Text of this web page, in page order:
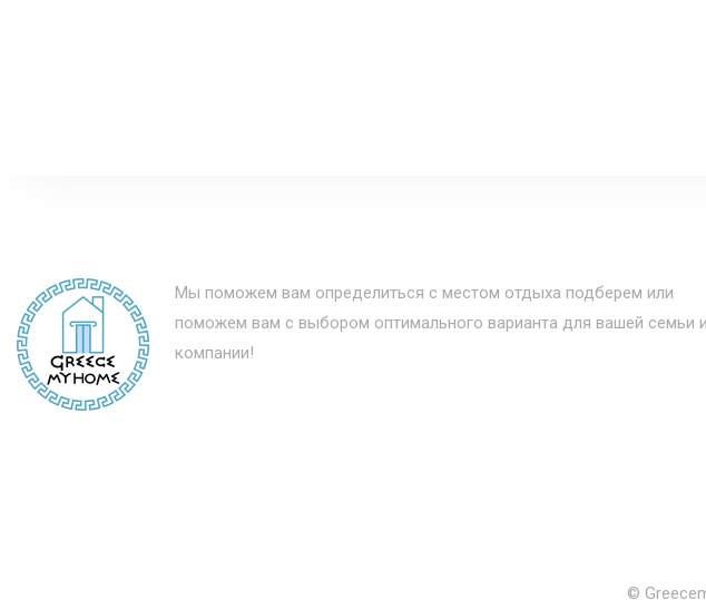
Мы поможем вам определиться с местом отдыха подберем или
поможем вам с выбором оптимального варианта для вашей семьи
компании!
©